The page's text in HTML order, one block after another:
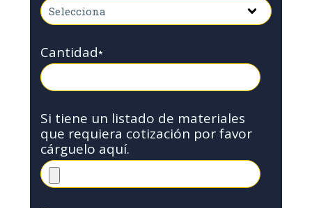
Cantidad*
Si tiene un listado de materiales
que requiera cotización por favor
cárguelo aquí.